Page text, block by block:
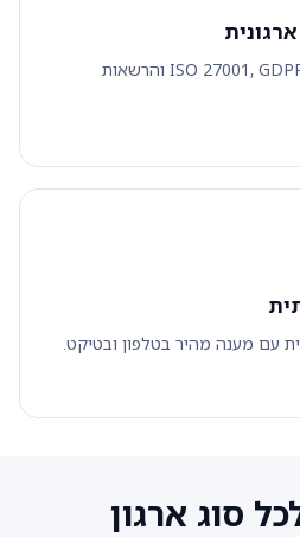
ISO 27001, GDPR, SSO, SAML, Azure AD והרשאות
עם מענה מהיר בטלפון ובטיקט.
סוג ארגון